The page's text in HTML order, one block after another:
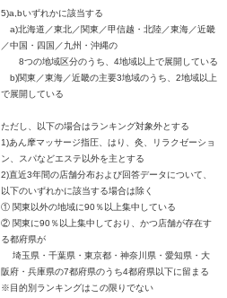
5)a,bいずれかに該当する
a)北海道／東北／関東／甲信越・北陸／東海／近畿
／中国・四国／九州・沖縄の
8つの地域区分のうち、4地域以上で展開している
b)関東／東海／近畿の主要3地域のうち、2地域以上
で展開している
ただし、以下の場合はランキング対象外とする
1)あん摩マッサージ指圧、はり、灸、リラクゼーショ
ン、スパなどエステ以外を主とする
2)直近3年間の店舗分布および回答データについて、
以下のいずれかに該当する場合は除く
① 関東以外の地域に90％以上集中している
② 関東に90％以上集中しており、かつ店舗が存在す
る都府県が
埼玉県・千葉県・東京都・神奈川県・愛知県・大
阪府・兵庫県の7都府県のうち4都府県以下に留まる
※目的別ランキングはこの限りでない